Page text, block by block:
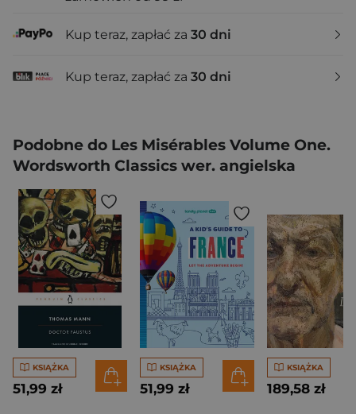
Kup teraz, zapłać za 30 dni
Kup teraz, zapłać za 30 dni
Podobne do Les Misérables Volume One.
Wordsworth Classics wer. angielska
KSIĄŻKA
51,99 zł
KSIĄŻKA
51,99 zł
KSIĄŻKA
189,58 zł